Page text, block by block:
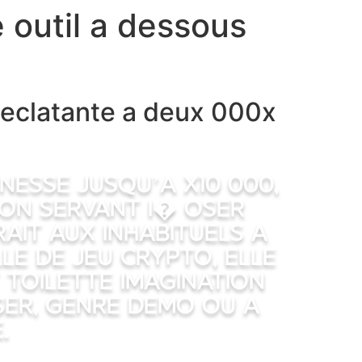
a dessous
a deux 000x
jusqu’a x10 000,
servant i� oser
aux inhabituels a
de jeu crypto, elle
Imagination
genre demo ou a